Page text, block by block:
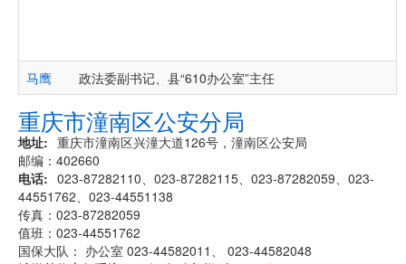
马鹰 政法委副书记、县“610办公室”主任
重庆市潼南区公安分局
地址
重庆市潼南区兴潼大道126号，潼南区公安局
邮编：402660
电话
023-87282110、023-87282115、023-87282059、023-
44551762、023-44551138
传真：023-87282059
值班：023-44551762
国保大队： 办公室 023-44582011、 023-44582048